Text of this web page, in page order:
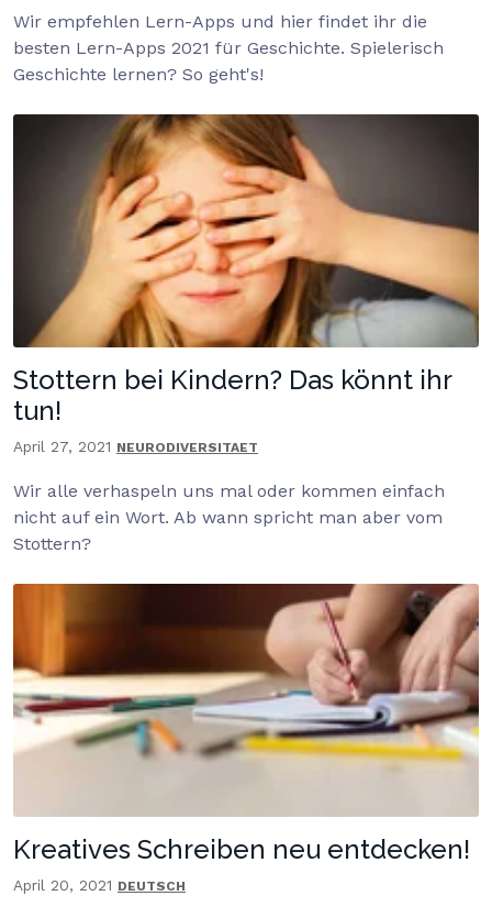
Wir empfehlen Lern-Apps und hier findet ihr die
besten Lern-Apps 2021 für Geschichte. Spielerisch
Geschichte lernen? So geht's!
Stottern bei Kindern? Das könnt ihr
tun!
April 27, 2021 NEURODIVERSITAET
Wir alle verhaspeln uns mal oder kommen einfach
nicht auf ein Wort. Ab wann spricht man aber vom
Stottern?
Kreatives Schreiben neu entdecken!
April 20, 2021 DEUTSCH